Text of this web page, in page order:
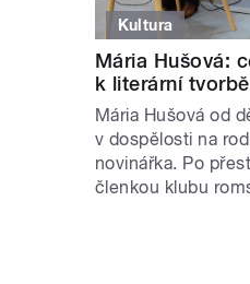
Kultura
Mária Hušová:
k literární tvorbě
Mária Hušová od
v dospělosti na
novinářka. Po
členkou klubu